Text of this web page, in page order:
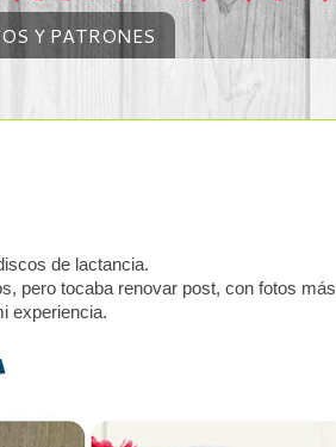
Y PATRONES
de lactancia.
pero tocaba renovar post, con fotos más
experiencia.